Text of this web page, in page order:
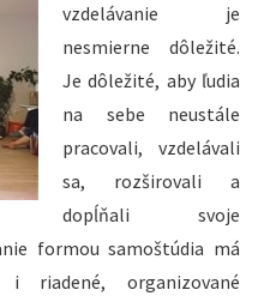
vzdelávanie je
nesmierne dôležité.
Je dôležité, aby ľudia
na sebe neustále
pracovali, vzdelávali
sa, rozširovali a
dopĺňali svoje
formou samoštúdia má
riadené, organizované